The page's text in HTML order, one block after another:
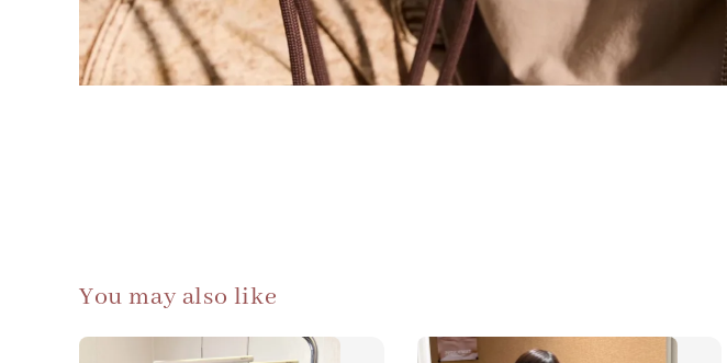
You may also like